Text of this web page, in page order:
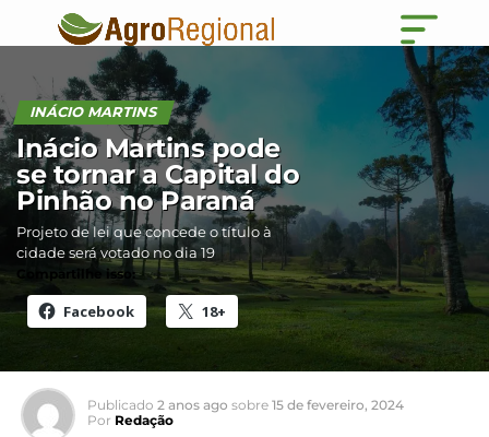
INÁCIO MARTINS
Inácio Martins pode
se tornar a Capital do
Pinhão no Paraná
Projeto de lei que concede o título à
cidade será votado no dia 19
Compartilhe isso:
Facebook 18+
Publicado 2 anos ago sobre 15 de fevereiro, 2024
Por Redação